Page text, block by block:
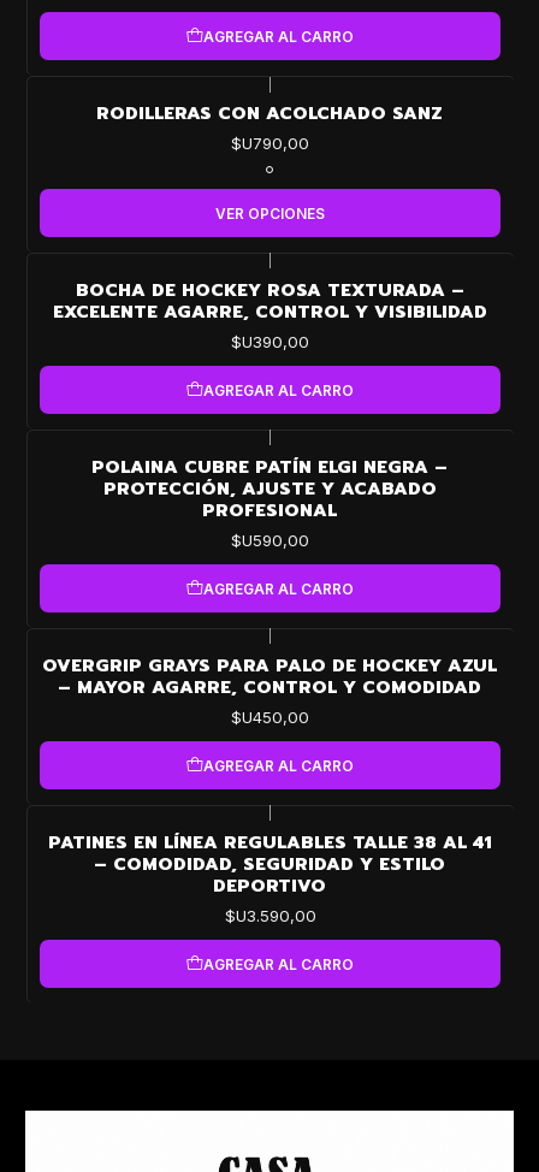
AGREGAR AL CARRO
RODILLERAS CON ACOLCHADO SANZ
$U790,00
VER OPCIONES
BOCHA DE HOCKEY ROSA TEXTURADA –
EXCELENTE AGARRE, CONTROL Y VISIBILIDAD
$U390,00
AGREGAR AL CARRO
POLAINA CUBRE PATÍN ELGI NEGRA –
PROTECCIÓN, AJUSTE Y ACABADO
PROFESIONAL
$U590,00
AGREGAR AL CARRO
OVERGRIP GRAYS PARA PALO DE HOCKEY AZUL
– MAYOR AGARRE, CONTROL Y COMODIDAD
$U450,00
AGREGAR AL CARRO
PATINES EN LÍNEA REGULABLES TALLE 38 AL 41
– COMODIDAD, SEGURIDAD Y ESTILO
DEPORTIVO
$U3.590,00
AGREGAR AL CARRO